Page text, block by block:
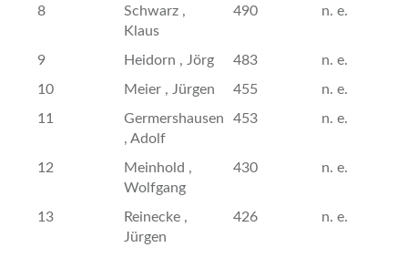
8
Schwarz ,
Klaus
490 n. e.
9 Heidorn , Jörg 483
n. e.
10
Meier , Jürgen 455
n. e.
11
Germershausen
, Adolf
453 n. e.
12
Meinhold ,
Wolfgang
430 n. e.
13
Reinecke ,
Jürgen
426 n. e.